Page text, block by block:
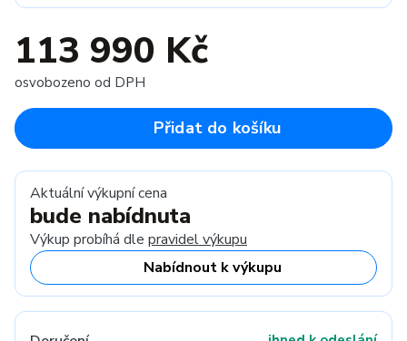
113 990 Kč
osvobozeno od DPH
Přidat do košíku
Aktuální výkupní cena
bude nabídnuta
Výkup probíhá dle pravidel výkupu
Nabídnout k výkupu